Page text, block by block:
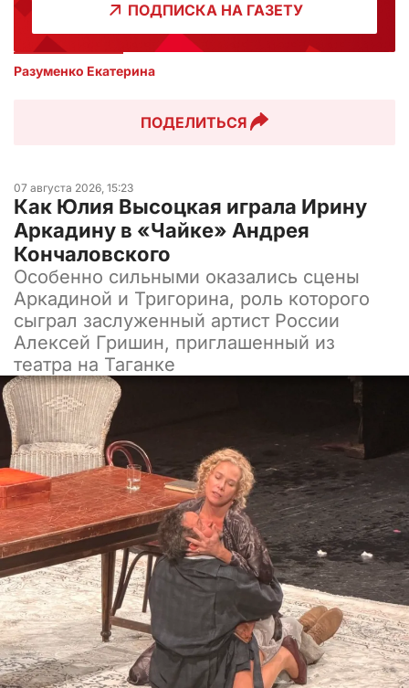
ПОДПИСКА НА ГАЗЕТУ
Разуменко Екатерина
ПОДЕЛИТЬСЯ
07 августа 2026, 15:23
Как Юлия Высоцкая играла Ирину
Аркадину в «Чайке» Андрея
Кончаловского
Особенно сильными оказались сцены
Аркадиной и Тригорина, роль которого
сыграл заслуженный артист России
Алексей Гришин, приглашенный из
театра на Таганке